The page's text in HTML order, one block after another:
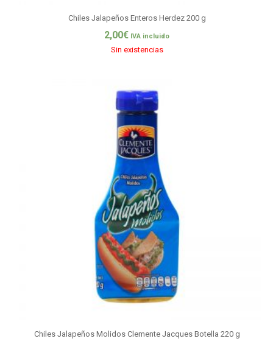
Chiles Jalapeños Enteros Herdez 200 g
2,00€ IVA incluido
Sin existencias
Chiles Jalapeños Molidos Clemente Jacques Botella 220 g